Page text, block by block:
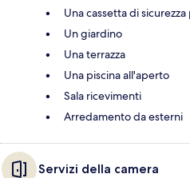
Una cassetta di
Un giardino
Una terrazza
Una piscina all'aperto
Sala ricevimenti
Arredamento da esterni
Servizi della camera